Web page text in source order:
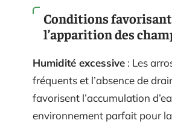
Conditions favorisant
l’apparition des
Humidité excessive : Les
fréquents et l’absence de
favorisent l’accumulation
environnement parfait pour